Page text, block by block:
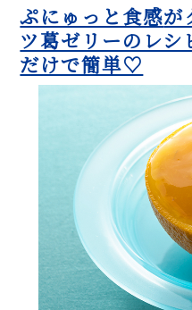
ぷにゅっと食感が
ツ葛ゼリーのレシ
だけで簡単♡